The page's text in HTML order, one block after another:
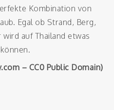
Kombination von
Egal ob Strand, Berg,
auf Thailand etwas
– CC0 Public Domain)